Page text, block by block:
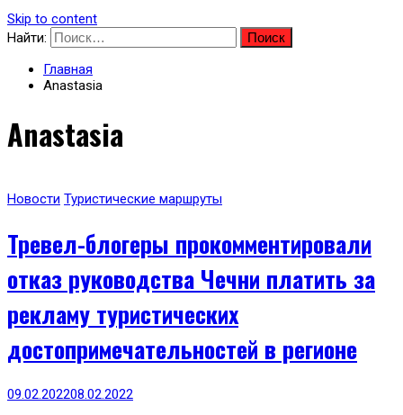
Skip to content
Найти:
Главная
Anastasia
Anastasia
Новости Туристические маршруты
Тревел-блогеры прокомментировали
отказ руководства Чечни платить за
рекламу туристических
достопримечательностей в регионе
09.02.202208.02.2022